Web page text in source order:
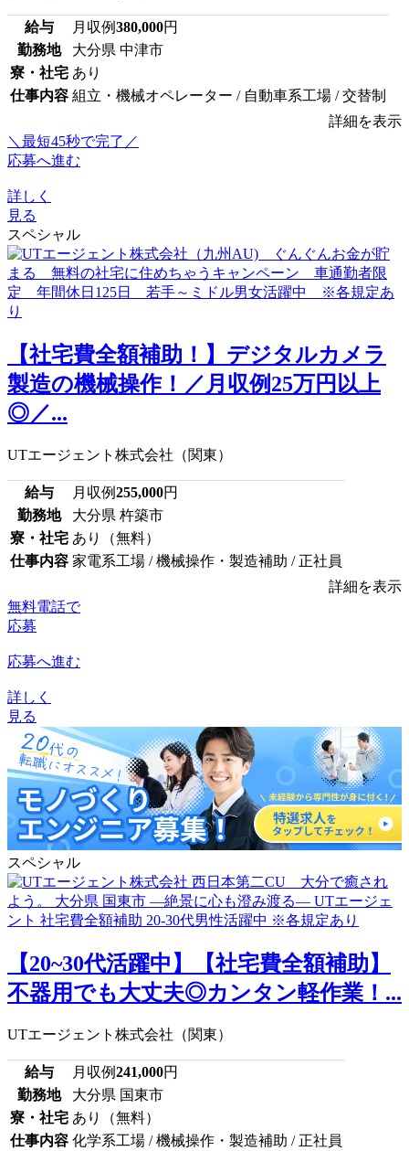
給与 月収例380,000円
勤務地
大分県 中津市
寮・社宅 あり
仕事内容 組立・機械オペレーター / 自動車系工場 / 交替制
詳細を表示
＼最短45秒で完了／
応募へ進む
詳しく
見る
スペシャル
【社宅費全額補助！】デジタルカメラ
製造の機械操作！／月収例25万円以上
◎／...
UTエージェント株式会社（関東）
給与 月収例255,000円
勤務地
大分県 杵築市
寮・社宅 あり（無料）
仕事内容 家電系工場 / 機械操作・製造補助 / 正社員
詳細を表示
無料電話で
応募
応募へ進む
詳しく
見る
スペシャル
【20~30代活躍中】【社宅費全額補助】
不器用でも大丈夫◎カンタン軽作業！...
UTエージェント株式会社（関東）
給与 月収例241,000円
勤務地
大分県 国東市
寮・社宅 あり（無料）
仕事内容 化学系工場 / 機械操作・製造補助 / 正社員